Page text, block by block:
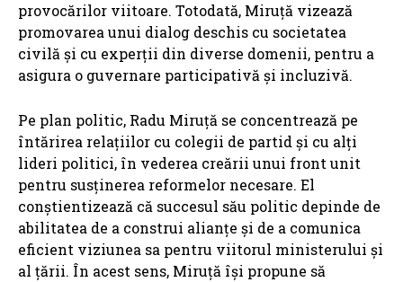
provocărilor viitoare. Totodată, Miruță vizează
promovarea unui dialog deschis cu societatea
civilă și cu experții din diverse domenii, pentru a
asigura o guvernare participativă și incluzivă.
Pe plan politic, Radu Miruță se concentrează pe
întărirea relațiilor cu colegii de partid și cu alți
lideri politici, în vederea creării unui front unit
pentru susținerea reformelor necesare. El
conștientizează că succesul său politic depinde de
abilitatea de a construi alianțe și de a comunica
eficient viziunea sa pentru viitorul ministerului și
al țării. În acest sens, Miruță își propune să